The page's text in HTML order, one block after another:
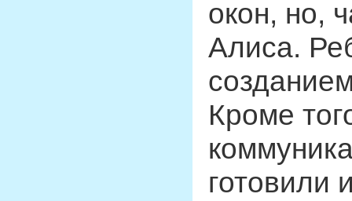
окон, но,
Алиса.
Кроме
готовили